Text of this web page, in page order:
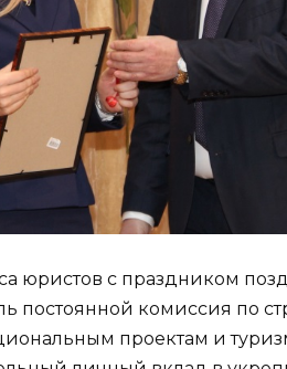
юристов с праздником
постоянной комиссия по
проектам и